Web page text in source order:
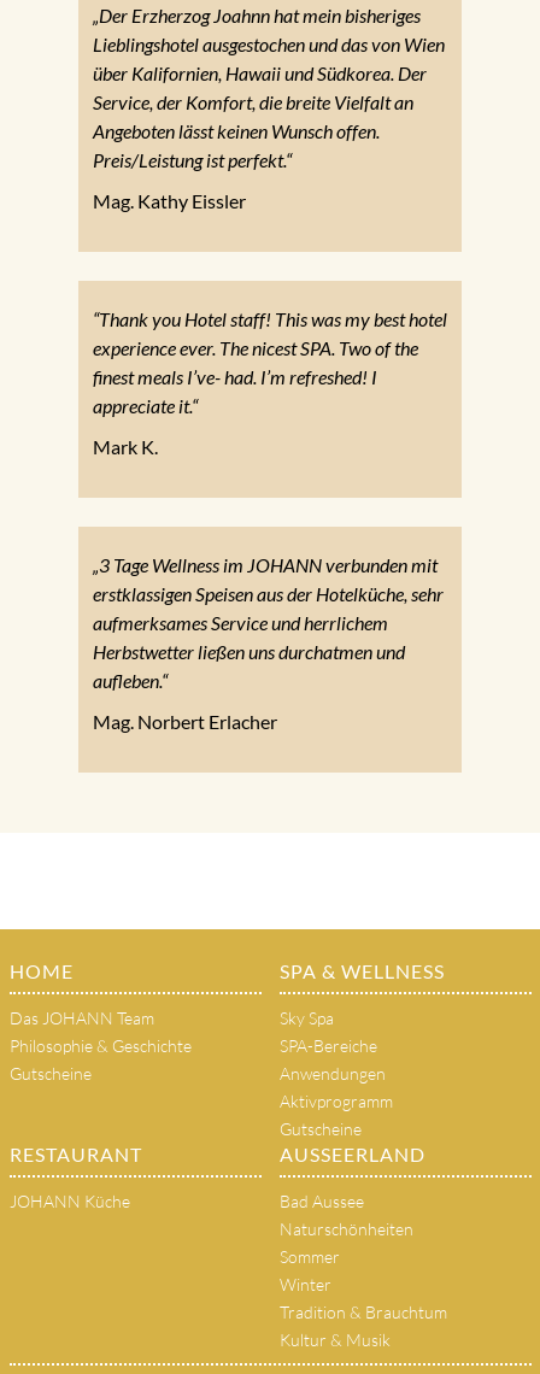
„Der Erzherzog Joahnn hat mein bisheriges
Lieblingshotel ausgestochen und das von Wien
über Kalifornien, Hawaii und Südkorea. Der
Service, der Komfort, die breite Vielfalt an
Angeboten lässt keinen Wunsch offen.
Preis/Leistung ist perfekt.“
Mag. Kathy Eissler
“Thank you Hotel staff! This was my best hotel
experience ever. The nicest SPA. Two of the
finest meals I’ve- had. I’m refreshed! I
appreciate it.“
Mark K.
„3 Tage Wellness im JOHANN verbunden mit
erstklassigen Speisen aus der Hotelküche, sehr
aufmerksames Service und herrlichem
Herbstwetter ließen uns durchatmen und
aufleben.“
Mag. Norbert Erlacher
HOME
Das JOHANN Team
Philosophie & Geschichte
Gutscheine
SPA & WELLNESS
Sky Spa
SPA-Bereiche
Anwendungen
Aktivprogramm
Gutscheine
RESTAURANT
JOHANN Küche
AUSSEERLAND
Bad Aussee
Naturschönheiten
Sommer
Winter
Tradition & Brauchtum
Kultur & Musik